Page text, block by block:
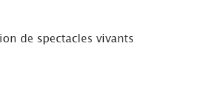
de spectacles vivants